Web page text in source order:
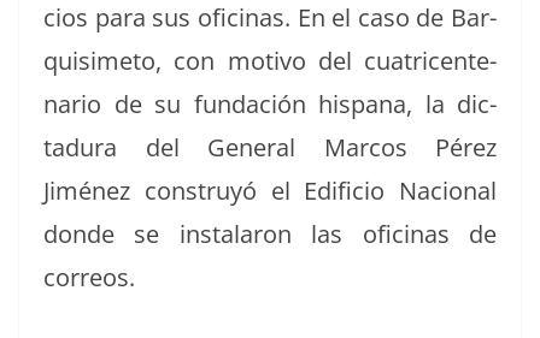
cios para sus ofic­i­nas. En el caso de Bar­
quisime­to, con moti­vo del cua­tri­cen­te­
nario de su fun­dación his­pana, la dic­
tadu­ra del Gen­er­al Mar­cos Pérez
Jiménez con­struyó el Edi­fi­cio Nacional
donde se insta­laron las ofic­i­nas de
correos.